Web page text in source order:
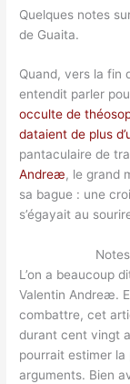
Quelques notes
de Guaita.
Quand, vers la fin
entendit parler
occulte de
dataient de plus
pantaculaire de
Andreæ, le grand
sa bague : une
s’égayait au
L’on a beaucoup
Valentin Andreæ.
combattre, cet
durant cent vingt
pourrait estimer la
arguments. Bien